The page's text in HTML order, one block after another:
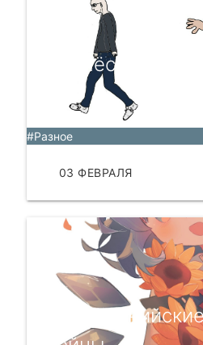
Причёска для
#Разное
03 ФЕВРАЛЯ